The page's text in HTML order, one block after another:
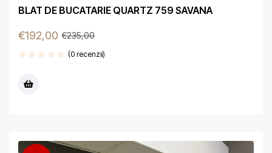
BLAT DE BUCATARIE QUARTZ 759 SAVANA
€235,00
€192,00
(0 recenzii)